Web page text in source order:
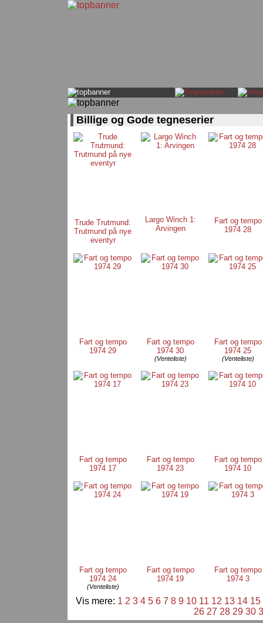
Billige og Gode tegneserier
Trude Trutmund:
Trutmund på nye
eventyr
Largo Winch 1:
Arvingen
Fart og tempo
1974 28
Fart og tempo
1974 29
Fart og tempo
1974 30
(Venteliste)
Fart og tempo
1974 25
(Venteliste)
Fart og tempo
1974 17
Fart og tempo
1974 23
Fart og tempo
1974 10
Fart og tempo
1974 24
(Venteliste)
Fart og tempo
1974 19
Fart og tempo
1974 3
Vis mere: 1 2 3 4 5 6 7 8 9 10 11 12 13 14 15
26 27 28 29 30